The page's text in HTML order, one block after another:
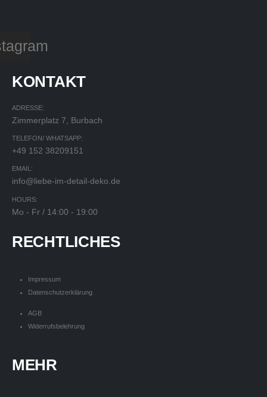
KONTAKT
ADRESSE:
Zimmerplatz 7, Burbach
TELEFON/ WHATSAPP:
+49 152 38209151
EMAIL:
info@liebe-im-detail-deko.de
HOURS:
Mo - Fr / 14:00 - 19:00
RECHTLICHES
Impressum
Datenschutzerklärung
AGB
Widerrufsbelehrung
MEHR